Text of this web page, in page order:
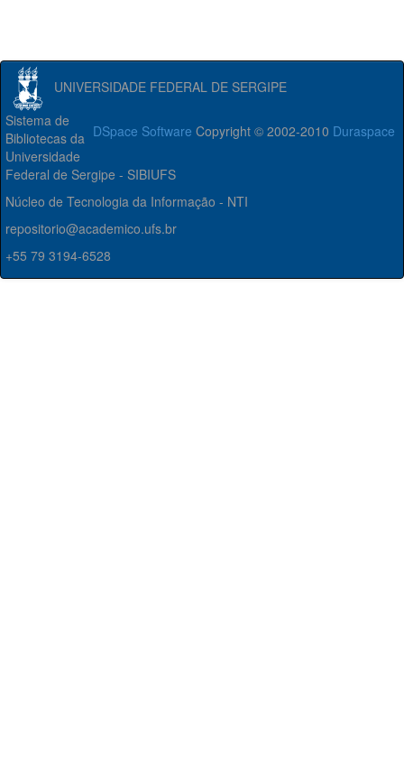
UNIVERSIDADE FEDERAL DE SERGIPE
DSpace Software Copyright © 2002-2010 Duraspace
Sistema de
Bibliotecas da
Universidade
Federal de Sergipe - SIBIUFS
Núcleo de Tecnologia da Informação - NTI
repositorio@academico.ufs.br
+55 79 3194-6528